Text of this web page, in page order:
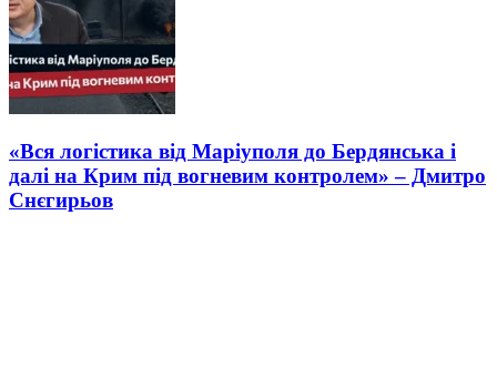
«Вся логістика від Маріуполя до Бердянська і
далі на Крим під вогневим контролем» – Дмитро
Снєгирьов